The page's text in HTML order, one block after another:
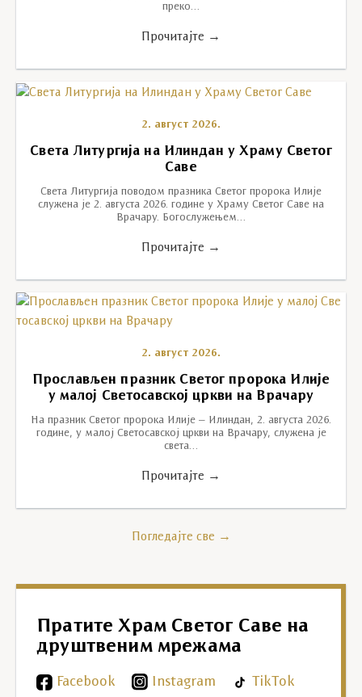
преко…
Прочитајте →
2. август 2026.
Света Литургија на Илиндан у Храму Светог
Саве
Света Литургија поводом празника Светог пророка Илије
служена је 2. августа 2026. године у Храму Светог Саве на
Врачару. Богослужењем…
Прочитајте →
2. август 2026.
Прослављен празник Светог пророка Илије
у малој Светосавској цркви на Врачару
На празник Светог пророка Илије – Илиндан, 2. августа 2026.
године, у малој Светосавској цркви на Врачару, служена је
света…
Прочитајте →
Погледајте све →
Пратите Храм Светог Саве на
друштвеним мрежама
Facebook Instagram TikTok